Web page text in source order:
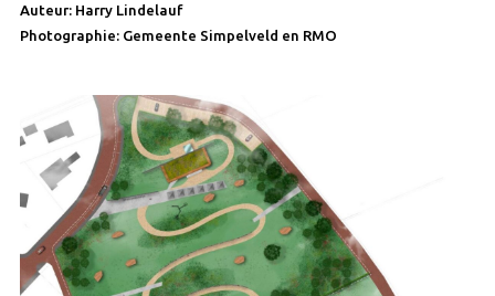
Contact
Presse
Communes
Auteur: Harry Lindelauf
Photographie: Gemeente Simpelveld en RMO